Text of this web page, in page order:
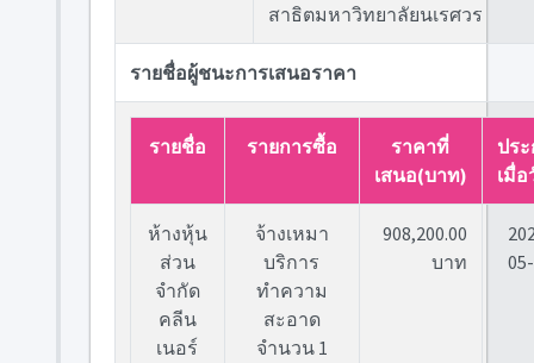
สาธิตมหาวิทยาลัยนเรศวร
รายชื่อผู้ชนะการเสนอราคา
รายชื่อ รายการซื้อ
ราคาที่
เสนอ(บาท)
ปร
เมื่
ห้างหุ้น
ส่วน
จำกัด
คลีน
เนอร์
จ้างเหมา
บริการ
ทำความ
สะอาด
จำนวน 1
908,200.00
บาท